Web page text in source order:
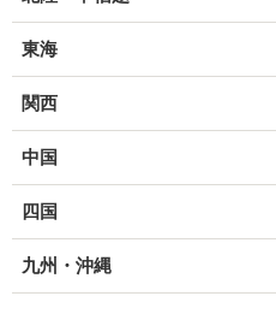
東海
関西
中国
四国
九州・沖縄